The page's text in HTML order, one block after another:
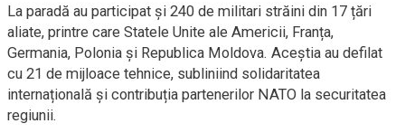
La paradă au participat și 240 de militari străini din 17 țări
aliate, printre care Statele Unite ale Americii, Franța,
Germania, Polonia și Republica Moldova. Aceștia au defilat
cu 21 de mijloace tehnice, subliniind solidaritatea
internațională și contribuția partenerilor NATO la securitatea
regiunii.